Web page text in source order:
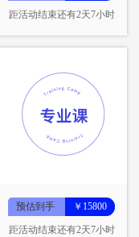
距活动结束还有2天7小时
预估到手 ￥15800
距活动结束还有2天7小时